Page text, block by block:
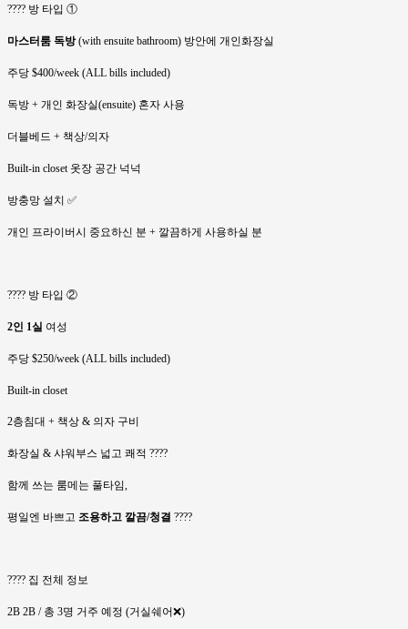
???? 방 타입 ①
마스터룸 독방(with ensuite bathroom) 방안에 개인화장실
주당 $400/week (ALL bills included)
독방 + 개인 화장실(ensuite) 혼자 사용
더블베드 + 책상/의자
Built-in closet 옷장 공간 넉넉
방충망 설치 ✅
개인 프라이버시 중요하신 분 + 깔끔하게 사용하실 분
???? 방 타입 ②
2인 1실 여성
주당 $250/week (ALL bills included)
Built-in closet
2층침대 + 책상 & 의자 구비
화장실 & 샤워부스 넓고 쾌적 ????
함께 쓰는 룸메는 풀타임,
평일엔 바쁘고 조용하고 깔끔/청결 ????
???? 집 전체 정보
2B 2B / 총 3명 거주 예정 (거실쉐어❌)